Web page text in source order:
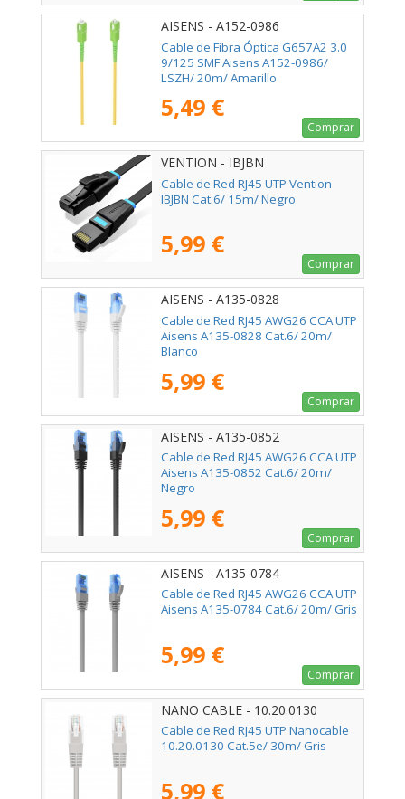
AISENS - A152-0986
Cable de Fibra Óptica G657A2 3.0
9/125 SMF Aisens A152-0986/
LSZH/ 20m/ Amarillo
5,49 €
Comprar
VENTION - IBJBN
Cable de Red RJ45 UTP Vention
IBJBN Cat.6/ 15m/ Negro
5,99 €
Comprar
AISENS - A135-0828
Cable de Red RJ45 AWG26 CCA UTP
Aisens A135-0828 Cat.6/ 20m/
Blanco
5,99 €
Comprar
AISENS - A135-0852
Cable de Red RJ45 AWG26 CCA UTP
Aisens A135-0852 Cat.6/ 20m/
Negro
5,99 €
Comprar
AISENS - A135-0784
Cable de Red RJ45 AWG26 CCA UTP
Aisens A135-0784 Cat.6/ 20m/ Gris
5,99 €
Comprar
NANO CABLE - 10.20.0130
Cable de Red RJ45 UTP Nanocable
10.20.0130 Cat.5e/ 30m/ Gris
5,99 €